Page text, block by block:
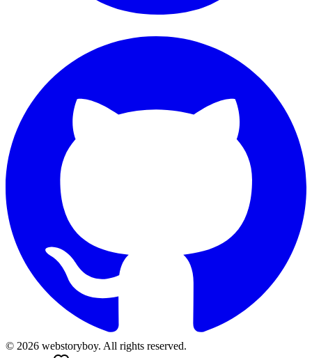
© 2026 webstoryboy. All rights reserved.